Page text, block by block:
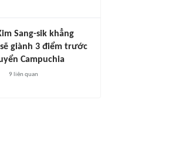
Sang-sik khẳng
giành 3 điểm trước
Campuchia
9 liên quan